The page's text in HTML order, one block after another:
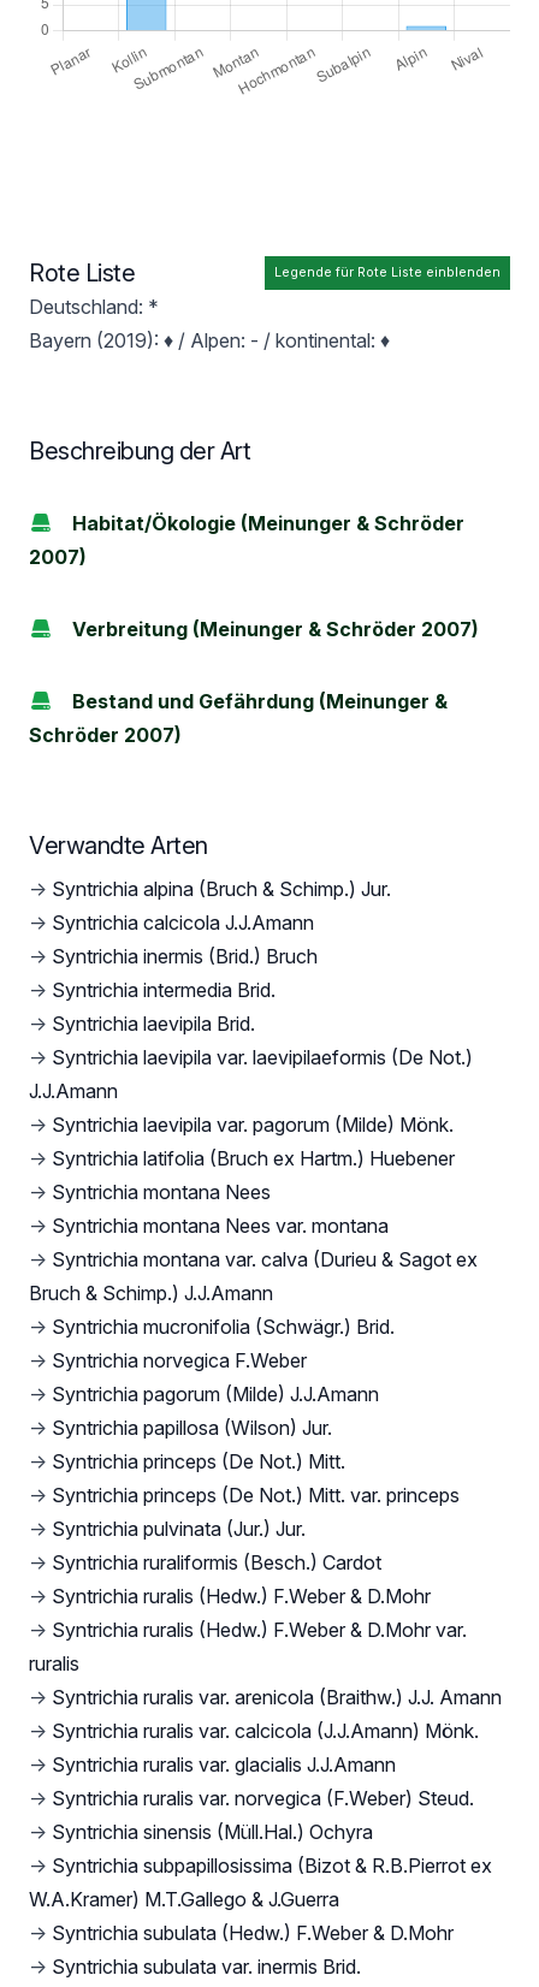
Legende für Rote Liste einblenden
Rote Liste
Deutschland: *
Bayern (2019): ♦ / Alpen: - / kontinental: ♦
Beschreibung der Art
Habitat/Ökologie (Meinunger & Schröder
2007)
Verbreitung (Meinunger & Schröder 2007)
Bestand und Gefährdung (Meinunger &
Schröder 2007)
Verwandte Arten
→ Syntrichia alpina (Bruch & Schimp.) Jur.
→ Syntrichia calcicola J.J.Amann
→ Syntrichia inermis (Brid.) Bruch
→ Syntrichia intermedia Brid.
→ Syntrichia laevipila Brid.
→ Syntrichia laevipila var. laevipilaeformis (De Not.)
J.J.Amann
→ Syntrichia laevipila var. pagorum (Milde) Mönk.
→ Syntrichia latifolia (Bruch ex Hartm.) Huebener
→ Syntrichia montana Nees
→ Syntrichia montana Nees var. montana
→ Syntrichia montana var. calva (Durieu & Sagot ex
Bruch & Schimp.) J.J.Amann
→ Syntrichia mucronifolia (Schwägr.) Brid.
→ Syntrichia norvegica F.Weber
→ Syntrichia pagorum (Milde) J.J.Amann
→ Syntrichia papillosa (Wilson) Jur.
→ Syntrichia princeps (De Not.) Mitt.
→ Syntrichia princeps (De Not.) Mitt. var. princeps
→ Syntrichia pulvinata (Jur.) Jur.
→ Syntrichia ruraliformis (Besch.) Cardot
→ Syntrichia ruralis (Hedw.) F.Weber & D.Mohr
→ Syntrichia ruralis (Hedw.) F.Weber & D.Mohr var.
ruralis
→ Syntrichia ruralis var. arenicola (Braithw.) J.J. Amann
→ Syntrichia ruralis var. calcicola (J.J.Amann) Mönk.
→ Syntrichia ruralis var. glacialis J.J.Amann
→ Syntrichia ruralis var. norvegica (F.Weber) Steud.
→ Syntrichia sinensis (Müll.Hal.) Ochyra
→ Syntrichia subpapillosissima (Bizot & R.B.Pierrot ex
W.A.Kramer) M.T.Gallego & J.Guerra
→ Syntrichia subulata (Hedw.) F.Weber & D.Mohr
→ Syntrichia subulata var. inermis Brid.